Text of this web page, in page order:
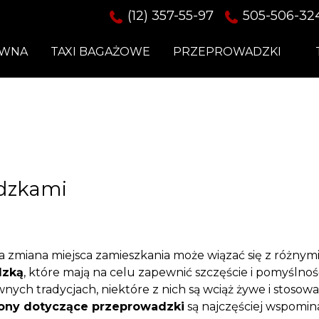
(12) 357-55-97 505-506-
TAXI BAGAŻOWE PRZEPROWADZKI
miejsca zamieszkania może wiązać się z
, które mają na celu zapewnić szczęście i
tradycjach, niektóre z nich są wciąż żywe i
dotyczące przeprowadzki są najczęściej